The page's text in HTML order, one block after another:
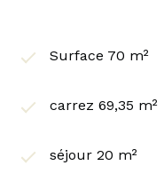
Surface 70 m²
carrez 69,35 m²
séjour 20 m²